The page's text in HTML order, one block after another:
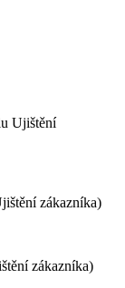
Ujištění
zákazníka)
zákazníka)